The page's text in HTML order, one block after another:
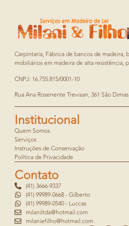
Carpintaria, Fábrica de bancos de madeira,
mobiliários em madeira de alta resistência,
CNPJ: 16.755.815/0001-10
Rua Ana Rosenente Trevisan, 361 São
Institucional
Quem Somos
Serviços
Instruções de Conservação
Política de Privacidade
Contato
(41) 3666-9337
(41) 99989-0668 - Gilberto
(41) 99989-0540 - Luccas
milaniltda@hotmail.com
milaniefilho@hotmail.com